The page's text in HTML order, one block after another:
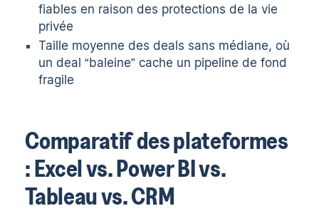
fiables en raison des protections de la vie
privée
Taille moyenne des deals sans médiane, où
un deal “baleine” cache un pipeline de fond
fragile
Comparatif des plateformes
: Excel vs. Power BI vs.
Tableau vs. CRM